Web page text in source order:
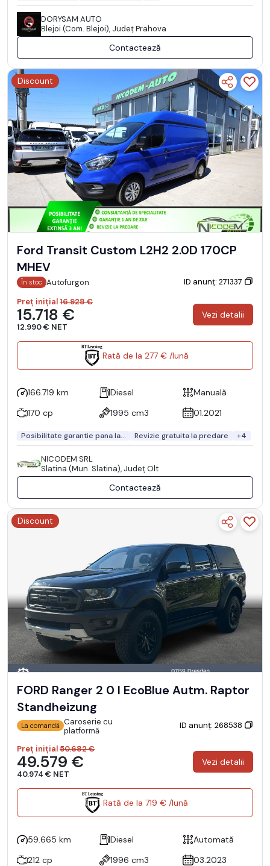
DORYSAM AUTO
Blejoi (Com. Blejoi), Județ Prahova
Contactează
Discount
Ford Transit Custom L2H2 2.0D 170CP
MHEV
În stoc Autofurgon
ID anunț: 271337
Preț inițial16.928 €
15.718 €
12.990 € NET
Vezi detalii
Rată de la 277 € /lună
166.719 km Diesel
Manuală
170 cp
1995 cm3 01.2021
Posibilitate garantie pana la... Revizie gratuita la predare +4
NICODEM SRL
Slatina (Mun. Slatina), Județ Olt
Contactează
Discount
FORD Ranger 2 0 l EcoBlue Autm. Raptor
Standheizung
La comandă Caroserie cu
platformă
ID anunț: 268538
Preț inițial50.682 €
49.579 €
40.974 € NET
Vezi detalii
Rată de la 719 € /lună
59.665 km Diesel
Automată
212 cp
1996 cm3 03.2023